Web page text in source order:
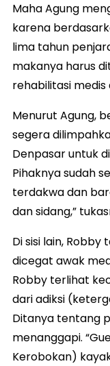
Maha Agung
karena
lima tahun
makanya harus
rehabilitasi medis
Menurut Agung,
segera
Denpasar untuk
Pihaknya sudah
terdakwa dan
dan sidang,”
Di sisi lain,
dicegat awak
Robby terlihat
dari adiksi
Ditanya tentang
menanggapi.
Kerobokan)